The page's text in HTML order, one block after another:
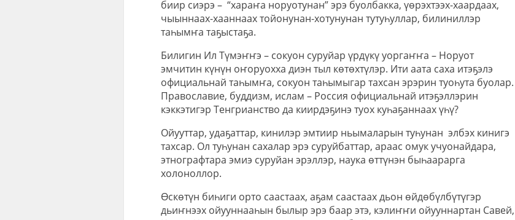
биир сиэрэ – “хараҥа норуотунан” эрэ буолбакка, үөрэхтээх-хаардаах,
чыыннаах-хааннаах тойонунан-хотунунан тутуһуллар, билиниллэр
таһымҥа таҕыстаҕа.
Билигин Ил Түмэҥҥэ – сокуон суруйар үрдүкү уоргаҥҥа – Норуот
эмчитин күнүн оҥоруохха диэн тыл көтөхтүлэр. Ити аата саха итэҕэлэ
официальнай таһымҥа, сокуон таһымыгар тахсан эрэрин туоһута буолар.
Православие, буддизм, ислам – Россия официальнай итэҕэллэрин
кэккэтигэр Тенгрианство да киирдэҕинэ туох куһаҕаннаах үһү?
Ойууттар, удаҕаттар, кинилэр эмтиир ньымаларын туһунан элбэх кинигэ
тахсар. Ол туһунан сахалар эрэ суруйбаттар, араас омук учуонайдара,
этнографтара эмиэ суруйан эрэллэр, наука өттүнэн быһаарарга
холоноллор.
Өскөтүн биһиги орто саастаах, аҕам саастаах дьон өйдөбүлбүтүгэр
дьиҥнээх ойууннааһын былыр эрэ баар этэ, кэлиҥҥи ойууннартан Савей,